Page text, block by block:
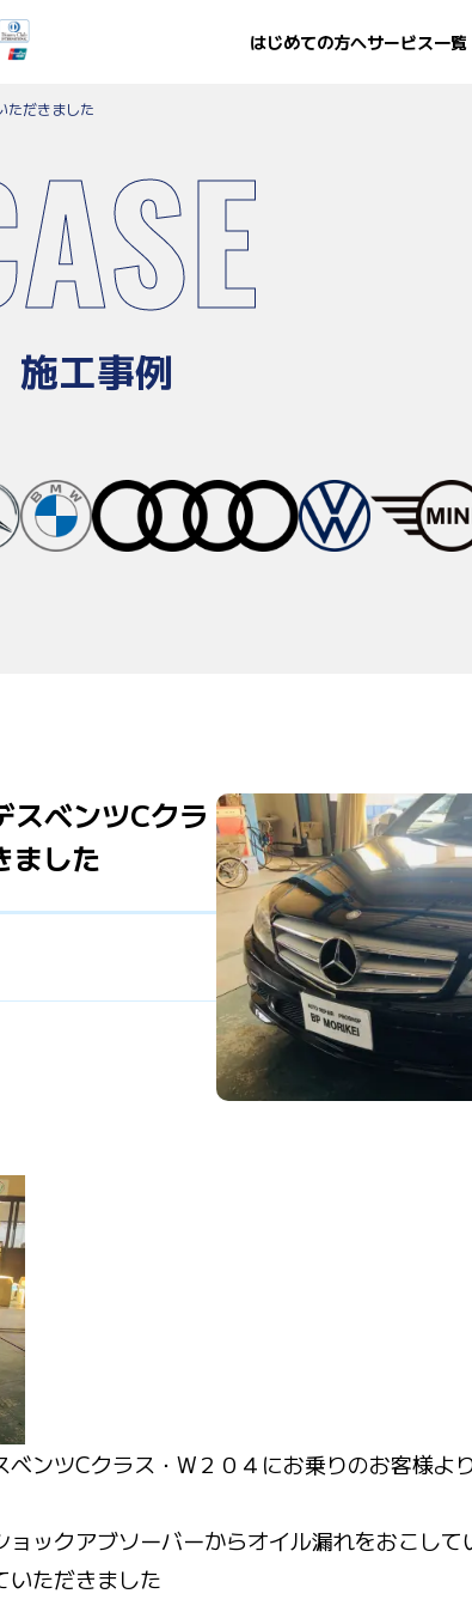
はじめての方へサービス一覧
ただきました
施工事例
スベンツCクラ
ました
ンツCクラス・W２０４にお乗りのお客様よ
ックアブソーバーからオイル漏れをおこして
いただきました